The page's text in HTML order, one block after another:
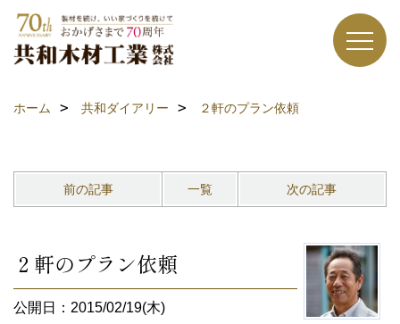
ホーム 共和ダイアリー ２軒のプラン依頼
前の記事 一覧 次の記事
２軒のプラン依頼
公開日：2015/02/19(木)